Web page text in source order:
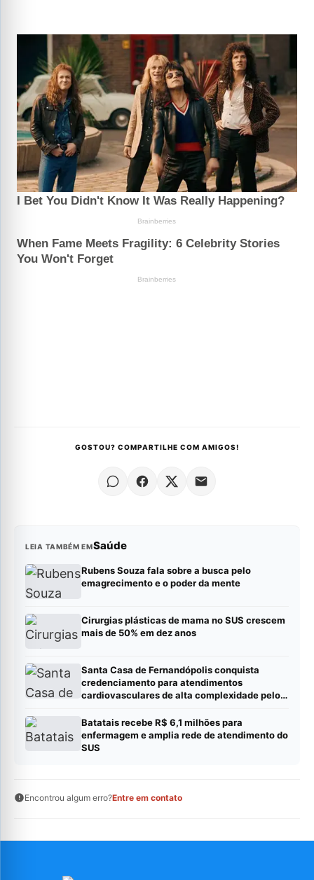
GOSTOU? COMPARTILHE COM AMIGOS!
LEIA TAMBÉM EMSaúde
Rubens Souza fala sobre a busca pelo
emagrecimento e o poder da mente
Cirurgias plásticas de mama no SUS crescem
mais de 50% em dez anos
Santa Casa de Fernandópolis conquista
credenciamento para atendimentos
cardiovasculares de alta complexidade pelo
Batatais recebe R$ 6,1 milhões para
enfermagem e amplia rede de atendimento do
SUS
Encontrou algum erro?Entre em contato